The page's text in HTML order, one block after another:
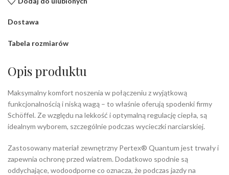
Dostawa
Tabela rozmiarów
Opis produktu
Maksymalny komfort noszenia w połączeniu z wyjątkową
funkcjonalnością i niską wagą – to właśnie oferują spodenki firmy
Schöffel. Ze względu na lekkość i optymalną regulację ciepła, są
idealnym wyborem, szczególnie podczas wycieczki narciarskiej.
Zastosowany materiał zewnętrzny Pertex® Quantum jest trwały i
zapewnia ochronę przed wiatrem. Dodatkowo spodnie są
oddychające, wodoodporne co oznacza, że podczas jazdy na